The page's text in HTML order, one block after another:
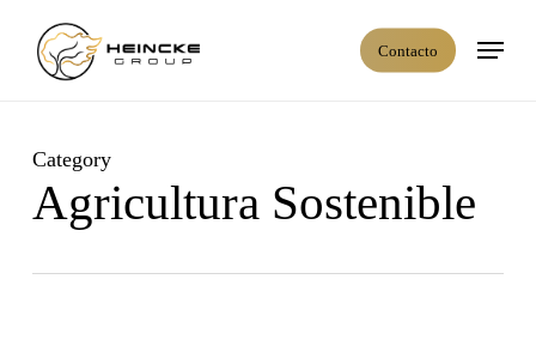
Contacto
Menú
Category
Agricultura Sostenible